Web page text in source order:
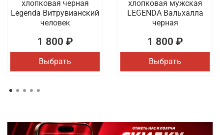
хлопковая черная
Legenda Витрувианский
человек
1 800 ₽
Выбрать
хлопковая мужская
LEGENDA Вальхалла
черная
1 800 ₽
Выбрать